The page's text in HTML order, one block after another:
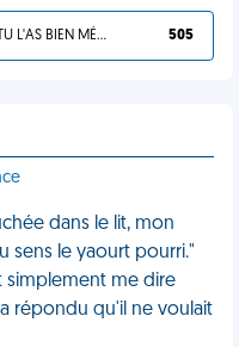
TU L'AS BIEN MÉRITÉ 505
dans le lit, mon
sens le yaourt pourri."
simplement me dire
répondu qu'il ne voulait